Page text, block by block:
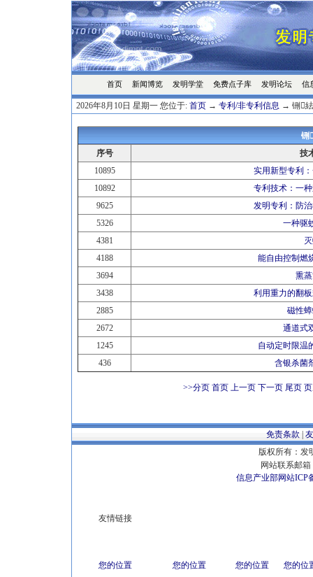
首页 新闻博览 发明学堂 免费点子库 发明论坛 信
2026年8月10日 星期一 您位于: 首页 → 专利/非专利信息 → 铏
铏
序号
技
10895
实用新型专利
10892
专利技术：一
9625
发明专利：防
5326
一种驱
4381
4188
能自由控制燃
3694
熏
3438
利用重力的翻
2885
磁性
2672
通道式
1245
自动定时限温
436
含银杀菌
>>分页 首页 上一页 下一页 尾页页
免责条款
版权所有：发
网站联系邮箱
信息产业部网站ICP
友情链接
您的位置 您的位置 您的位置 您的位